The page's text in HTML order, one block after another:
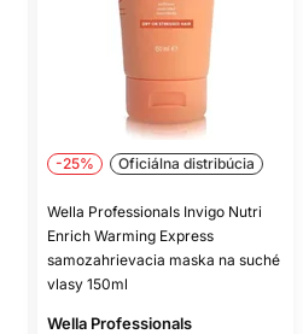
-25% Oficiálna distribúcia
Wella Professionals Invigo Nutri
Enrich Warming Express
samozahrievacia maska na suché
vlasy 150ml
Wella Professionals